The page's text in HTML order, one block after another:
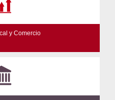
y Comercio